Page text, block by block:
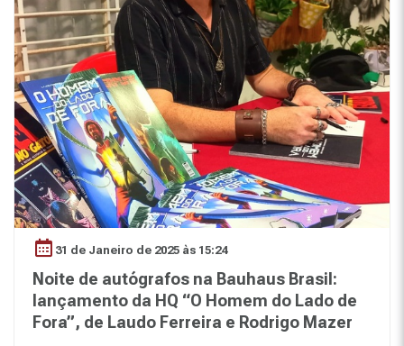
31 de Janeiro de 2025 às 15:24
Noite de autógrafos na Bauhaus Brasil:
lançamento da HQ “O Homem do Lado de
Fora”, de Laudo Ferreira e Rodrigo Mazer